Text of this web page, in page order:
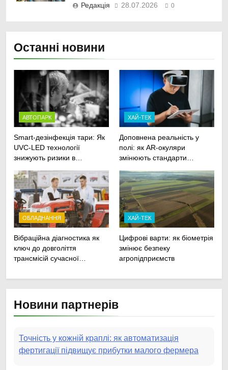
Редакція 28.07.2026 0
Останні новини
АВТОПАРК
Smart-дезінфекція тари: Як
UVC-LED технології
знижують ризики в
ХАЙ-ТЕК
Доповнена реальність у
полі: як AR-окуляри
змінюють стандарти
сільськогосподарської
техніки
ОБЛАДНАННЯ
Вібраційна діагностика як
ключ до довголіття
трансмісій сучасної
ХАЙ-ТЕК
Цифрові варти: як біометрія
змінює безпеку
агропідприємств
Новини партнерів
Точність у кожній краплі: як автоматизація
фертигації підвищує прибутки малого фермера